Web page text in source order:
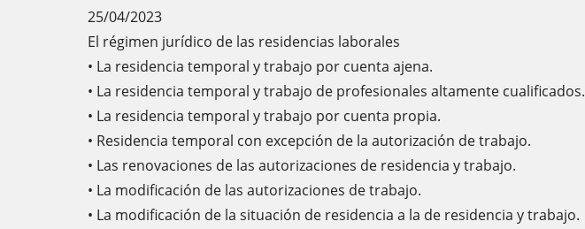
25/04/2023
El régimen jurídico de las residencias laborales
• La residencia temporal y trabajo por cuenta ajena.
• La residencia temporal y trabajo de profesionales altamente cualificados.
• La residencia temporal y trabajo por cuenta propia.
• Residencia temporal con excepción de la autorización de trabajo.
• Las renovaciones de las autorizaciones de residencia y trabajo.
• La modificación de las autorizaciones de trabajo.
• La modificación de la situación de residencia a la de residencia y trabajo.